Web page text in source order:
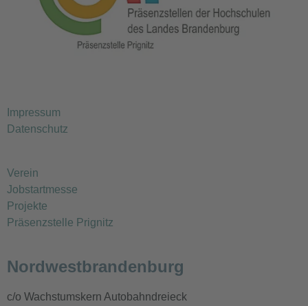
Nordwestbrandenburg
c/o Wachstumskern Autobahndreieck
Verein
Jobstartmesse
Projekte
Präsenzstelle Prignitz
Impressum
Datenschutz